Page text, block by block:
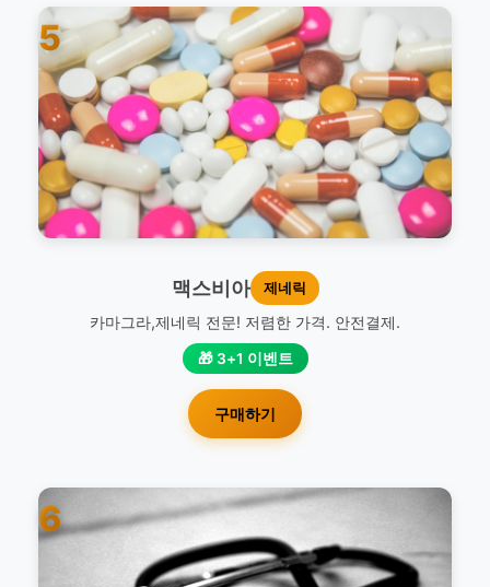
5
맥스비아 제네릭
카마그라,제네릭 전문! 저렴한 가격. 안전결제.
🎁 3+1 이벤트
구매하기
6